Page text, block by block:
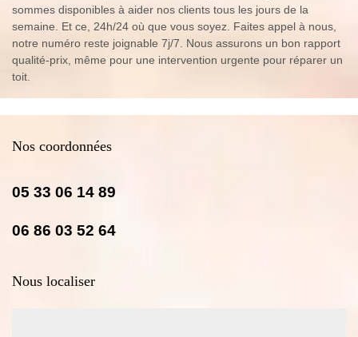
sommes disponibles à aider nos clients tous les jours de la
semaine. Et ce, 24h/24 où que vous soyez. Faites appel à nous,
notre numéro reste joignable 7j/7. Nous assurons un bon rapport
qualité-prix, même pour une intervention urgente pour réparer un
toit.
Nos coordonnées
05 33 06 14 89
06 86 03 52 64
Nous localiser